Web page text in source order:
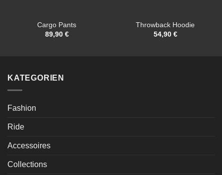
Cargo Pants
89,90 €
Throwback Hoodie
54,90 €
KATEGORIEN
Fashion
Ride
Accessoires
Collections